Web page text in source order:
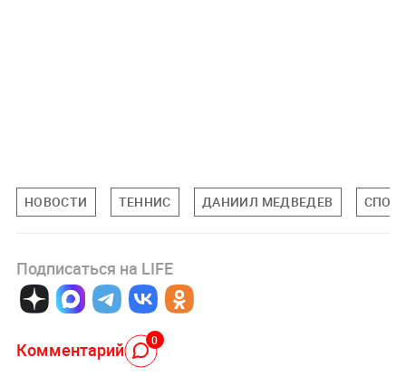
НОВОСТИ ТЕННИС ДАНИИЛ МЕДВЕДЕВ
Подписаться на LIFE
Комментарий 0